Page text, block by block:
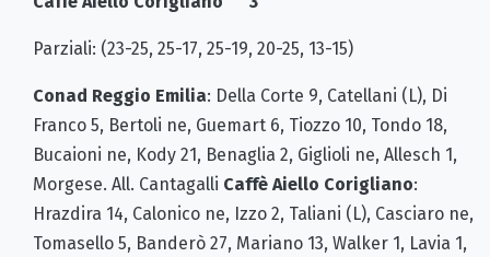
Parziali: (23-25, 25-17, 25-19, 20-25, 13-15)
Conad Reggio Emilia: Della Corte 9, Catellani (L), Di
Franco 5, Bertoli ne, Guemart 6, Tiozzo 10, Tondo 18,
Bucaioni ne, Kody 21, Benaglia 2, Giglioli ne, Allesch 1,
Morgese. All. Cantagalli Caffè Aiello Corigliano:
Hrazdira 14, Calonico ne, Izzo 2, Taliani (L), Casciaro ne,
Tomasello 5, Banderò 27, Mariano 13, Walker 1, Lavia 1,